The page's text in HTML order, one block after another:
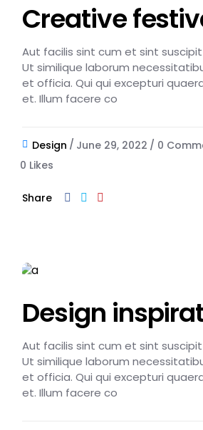
Creative
Aut facilis sint cum et sint
Ut similique laborum
et officia. Qui qui excepturi
et. Illum facere co
Design June 29, 2022 0
0 Likes
Share
Design
Aut facilis sint cum et sint
Ut similique laborum
et officia. Qui qui excepturi
et. Illum facere co